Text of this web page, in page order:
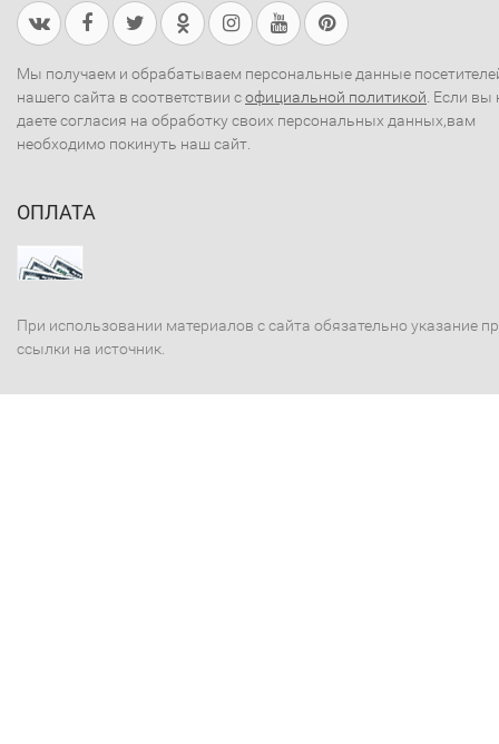
Мы получаем и обрабатываем персональные данные
нашего сайта в соответствии софициальной политикой . Если вы
даете согласия на обработку своих персональных данных,вам
необходимо покинуть наш сайт.
ОПЛАТА
При использовании материалов с сайта обязательно указание
ссылки на источник.